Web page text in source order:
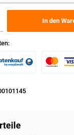
In den